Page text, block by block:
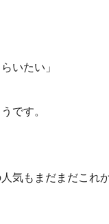
いたい」
です。
気もまだまだこれ